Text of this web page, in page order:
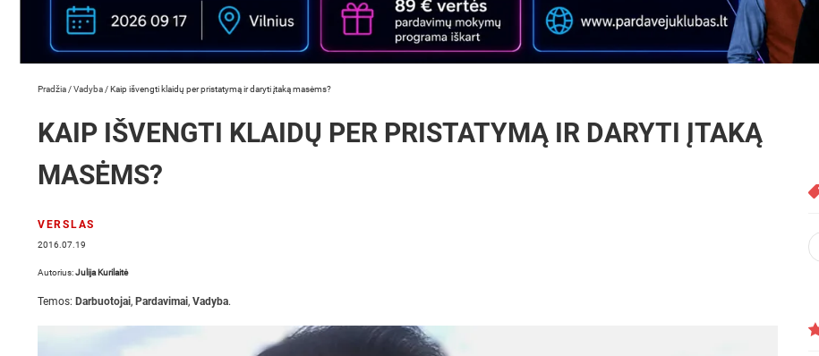
Pradžia /Vadyba /Kaip išvengti klaidų per pristatymą ir daryti įtaką masėms?
KAIP IŠVENGTI KLAIDŲ PER PRISTATYMĄ IR DARYTI ĮTAKĄ
MASĖMS?
VERSLAS
2016.07.19
Autorius:Julija Kurilaitė
Temos: Darbuotojai, Pardavimai, Vadyba.